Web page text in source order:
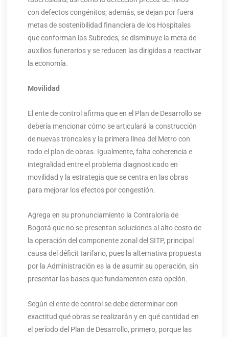
con defectos congénitos; además, se dejan por fuera
metas de sostenibilidad financiera de los Hospitales
que conforman las Subredes, se disminuye la meta de
auxilios funerarios y se reducen las dirigidas a reactivar
la economía.
Movilidad
El ente de control afirma que en el Plan de Desarrollo se
debería mencionar cómo se articulará la construcción
de nuevas troncales y la primera línea del Metro con
todo el plan de obras. Igualmente, falta coherencia e
integralidad entre el problema diagnosticado en
movilidad y la estrategia que se centra en las obras
para mejorar los efectos por congestión.
Agrega en su pronunciamiento la Contraloría de
Bogotá que no se presentan soluciones al alto costo de
la operación del componente zonal del SITP, principal
causa del déficit tarifario, pues la alternativa propuesta
por la Administración es la de asumir su operación, sin
presentar las bases que fundamenten esta opción.
Según el ente de control se debe determinar con
exactitud qué obras se realizarán y en qué cantidad en
el período del Plan de Desarrollo, primero, porque las